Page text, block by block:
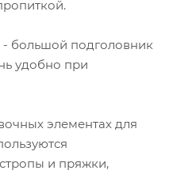
большой подголовник
удобно при
элементах для
и пряжки,